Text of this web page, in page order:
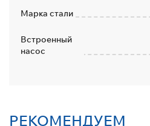
Марка стали
Встроенный
насос
РЕКОМЕНДУЕМ